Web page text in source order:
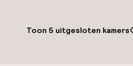
Toon 5 uitgesloten kamers